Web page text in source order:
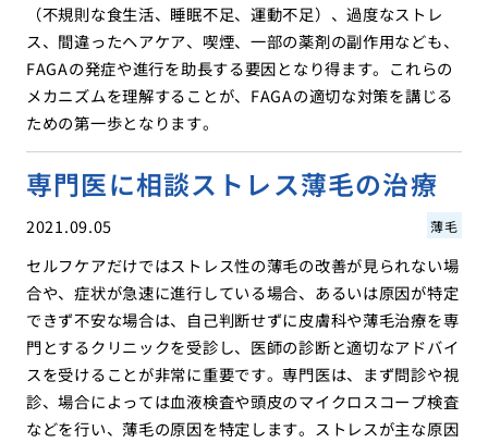
（不規則な食生活、睡眠不足、運動不足）、過度なストレ
ス、間違ったヘアケア、喫煙、一部の薬剤の副作用なども、
FAGAの発症や進行を助長する要因となり得ます。これらの
メカニズムを理解することが、FAGAの適切な対策を講じる
ための第一歩となります。
専門医に相談ストレス薄毛の治療
2021.09.05 薄毛
セルフケアだけではストレス性の薄毛の改善が見られない場
合や、症状が急速に進行している場合、あるいは原因が特定
できず不安な場合は、自己判断せずに皮膚科や薄毛治療を専
門とするクリニックを受診し、医師の診断と適切なアドバイ
スを受けることが非常に重要です。専門医は、まず問診や視
診、場合によっては血液検査や頭皮のマイクロスコープ検査
などを行い、薄毛の原因を特定します。ストレスが主な原因